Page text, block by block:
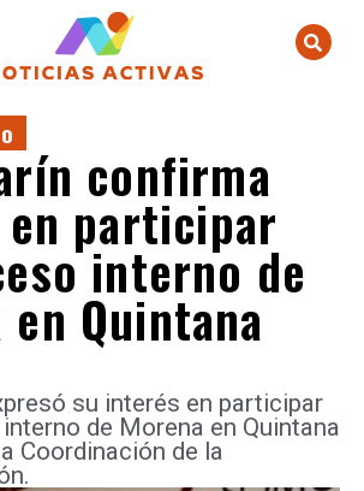
confirma
participar
interno de
Quintana
su interés en participar
de Morena en Quintana
Coordinación de la